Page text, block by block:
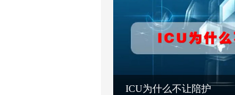
ICU为什么不让陪护